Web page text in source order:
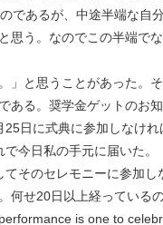
であるが、中途半端な自
思う。なのでこの半端で
」と思うことがあった。
ある。奨学金ゲットのお
日に式典に参加しなけ
今日私の手元に届いた
そのセレモニーに参加し
何せ20日以上経ってい
is one to